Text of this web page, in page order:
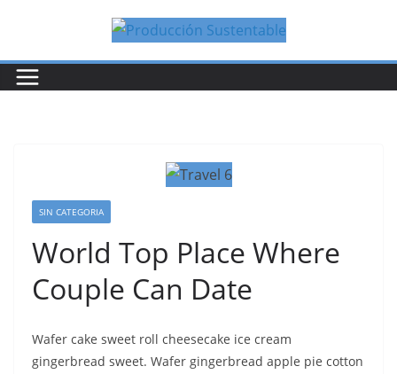
contenido
SIN CATEGORIA
World Top Place Where
Couple Can Date
Wafer cake sweet roll cheesecake ice cream
gingerbread sweet. Wafer gingerbread apple pie cotton